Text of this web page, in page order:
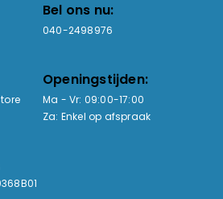
Bel ons nu:
040-2498976
Openingstijden:
Ma - Vr: 09:00-17:00
Za: Enkel op afspraak